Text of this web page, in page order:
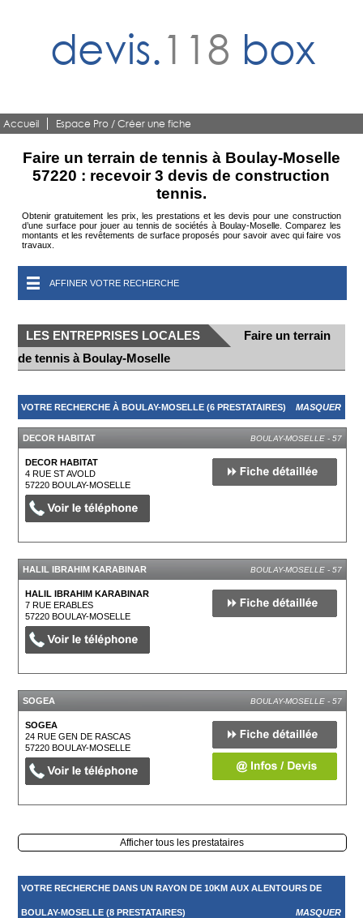
devis.118 box
Accueil Espace Pro / Créer une fiche
Faire un terrain de tennis à Boulay-Moselle
57220 : recevoir 3 devis de construction
tennis.
Obtenir gratuitement les prix, les prestations et les devis pour une construction
d’une surface pour jouer au tennis de sociétés à Boulay-Moselle. Comparez les
montants et les revêtements de surface proposés pour savoir avec qui faire vos
travaux.
AFFINER VOTRE RECHERCHE
LES ENTREPRISES LOCALES
Faire un terrain
de tennis à Boulay-Moselle
VOTRE RECHERCHE À BOULAY-MOSELLE (6 PRESTATAIRES) MASQUER
DECOR HABITAT BOULAY-MOSELLE - 57
DECOR HABITAT
4 RUE ST AVOLD
57220BOULAY-MOSELLE
HALIL IBRAHIM KARABINAR BOULAY-MOSELLE - 57
HALIL IBRAHIM KARABINAR
7 RUE ERABLES
57220BOULAY-MOSELLE
SOGEA BOULAY-MOSELLE - 57
SOGEA
24 RUE GEN DE RASCAS
57220BOULAY-MOSELLE
Afficher tous les prestataires
VOTRE RECHERCHE DANS UN RAYON DE 10KM AUX ALENTOURS DE
BOULAY-MOSELLE (8 PRESTATAIRES) MASQUER